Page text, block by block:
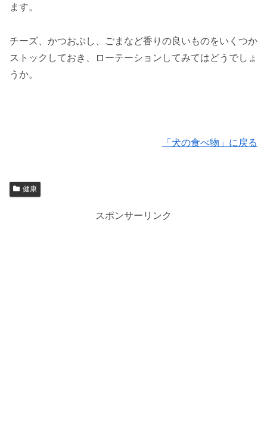
ます。
チーズ、かつおぶし、ごまなど香りの良いものをいくつか
ストックしておき、ローテーションしてみてはどうでしょ
うか。
「犬の食べ物」に戻る
健康
スポンサーリンク